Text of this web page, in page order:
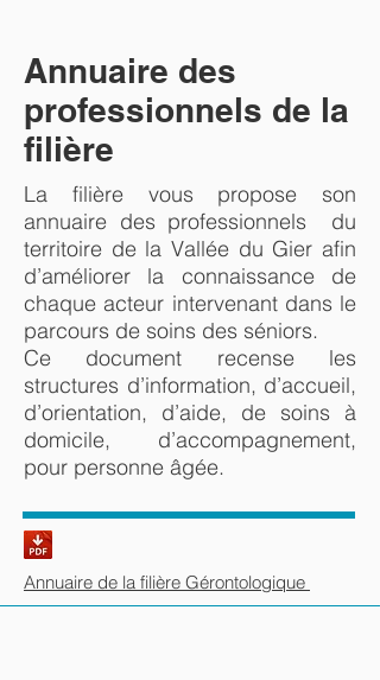
Annuaire des
professionnels de la
filière
La filière vous propose son
annuaire des professionnels du
territoire de la Vallée du Gier afin
d’améliorer la connaissance de
chaque acteur intervenant dans le
parcours de soins des séniors.
Ce document recense les
structures d’information, d’accueil,
d’orientation, d’aide, de soins à
domicile, d’accompagnement,
pour personne âgée.
Annuaire de la filière Gérontologique